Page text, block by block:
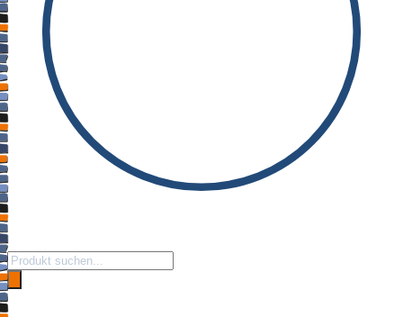
Products
search